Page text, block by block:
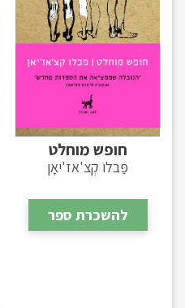
חופש מוחלט
פַּבלוֹ קְצ'אז'יאָן
להשכרת ספר